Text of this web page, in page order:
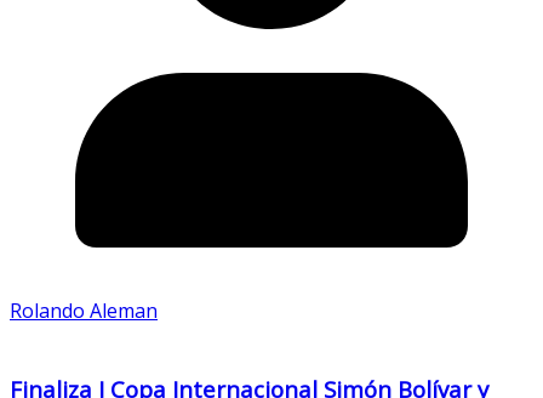
Rolando Aleman
Finaliza I Copa Internacional Simón Bolívar y